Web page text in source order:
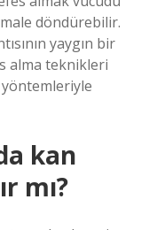
döndürebilir.
yaygın bir
alma teknikleri
kan
mı?